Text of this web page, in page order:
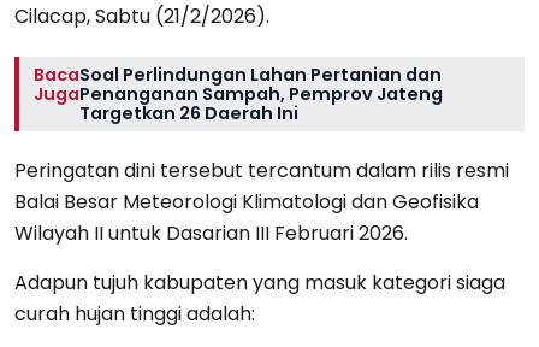
Cilacap, Sabtu (21/2/2026).
Baca
Juga
Soal Perlindungan Lahan Pertanian dan
Penanganan Sampah, Pemprov Jateng
Targetkan 26 Daerah Ini
Peringatan dini tersebut tercantum dalam rilis resmi
Balai Besar Meteorologi Klimatologi dan Geofisika
Wilayah II untuk Dasarian III Februari 2026.
Adapun tujuh kabupaten yang masuk kategori siaga
curah hujan tinggi adalah: